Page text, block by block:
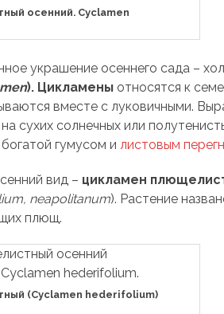
осенний. Cyclamen
украшение осеннего сада –
). Цикламены относятся к
вместе с луковичными.
сухих солнечных или
гумусом и листовым
вид – цикламен
neapolitanum). Растение
плющ.
(Cyclamen hederifolium)